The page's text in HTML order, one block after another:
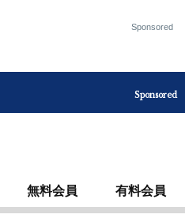
Sponsored
Sponsored
無料会員 有料会員